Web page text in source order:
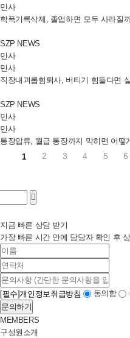
민사
학폭기록삭제, 졸업하면 모두 사라질
SZP NEWS
민사
민사
직장내괴롭힘퇴사, 버티기 힘들다면
SZP NEWS
민사
민사
통장압류, 월급 통장까지 막히면 어떻
1
2 3 4 5 6
지금 빠른 상담 받기
가장 빠른 시간 안에 담당자 확인 후
[필수]개인정보취급방침 동의함
문의하기
MEMBERS
구성원소개